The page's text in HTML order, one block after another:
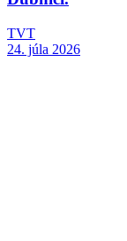
TVT
24. júla 2026